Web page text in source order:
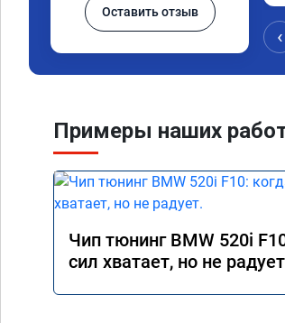
Оставить отзыв
‹
Примеры наших
Чип тюнинг BMW 520i
сил хватает, но не